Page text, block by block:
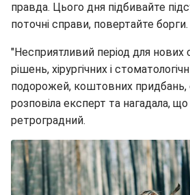
правда. Цього дня підбивайте
поточні справи, повертайте борги.
"Несприятливий період для нових
рішень, хірургічних і
подорожей, коштовних придбань,
розповіла експерт та нагадала,
ретроградний.